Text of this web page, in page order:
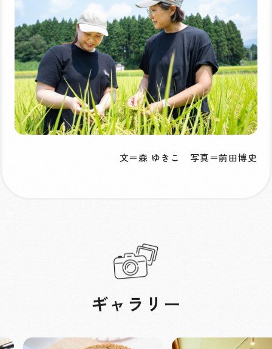
文＝森 ゆきこ 写真＝前田博史
ギャラリー